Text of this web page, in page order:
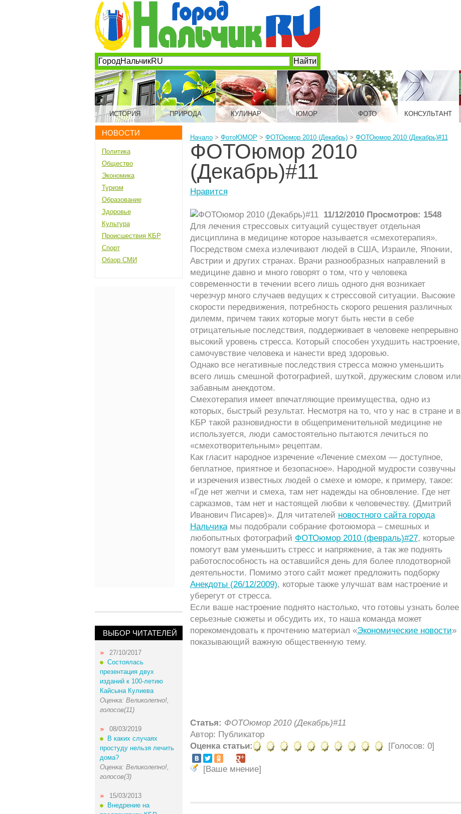
ИСТОРИЯ ПРИРОДА КУЛИНАР ЮМОР ФОТО КОНСУЛЬТАНТ
НОВОСТИ
Политика
Общество
Экономика
Туризм
Образование
Здоровье
Культура
Происшествия КБР
Спорт
Обзор СМИ
ВЫБОР ЧИТАТЕЛЕЙ
27/10/2017
Состоялась
презентация двух
изданий к 100-летию
Кайсына Кулиева
Оценка: Великолепно!,
голосов(11)
08/03/2019
В каких случаях
простуду нельзя лечить
дома?
Оценка: Великолепно!,
голосов(3)
15/03/2013
Внедрение на
Начало> ФотоЮМОР > ФОТОюмор 2010 (Декабрь)> ФОТОюмор 2010 (Декабрь)#11
ФОТОюмор 2010
(Декабрь)#11
Нравится
11/12/2010 Просмотров: 1548
Для лечения стрессовых ситуаций существует отдельная
дисциплина в медицине которое называется «смехотерапия».
Посредством смеха излечивают людей в США, Израиле, Японии,
Австрии и других странах. Врачи разнообразных направлений в
медицине давно и много говорят о том, что у человека
современности в течении всего лишь одного дня возникает
черезчур много случаев ведущих к стрессовой ситуации. Высокие
скорости передвижения, потребность скорого решения различных
дилемм, причем таких которые могут быть нести в себе
отрицательные последствия, поддерживает в человеке непрерывно
высокий уровень стресса. Который способен ухудшить настроение,
самочувствие человека и нанести вред здоровью.
Однако все негативные последствия стресса можно уменьшить
всего лишь смешной фотографией, шуткой, дружеским словом или
забавным анекдотом.
Смехотерапия имеет впечатляющие преимущества, одно из
которых, быстрый результат. Несмотря на то, что у нас в стране и в
КБР такой разновидности в общеприменительной медицине не
используется, люди самостоятельно пытаются лечиться по
«смехотворительным» рецептам.
Как гласит народное изречение «Лечение смехом — доступное,
беплатное, приятное и безопасное». Народной мудрости созвучны
и изречения известных людей о смехе и юморе, к примеру, такое:
«Где нет желчи и смеха, там нет надежды на обновление. Где нет
сарказмов, там нет и настоящей любви к человечеству. (Дмитрий
Иванович Писарев)». Для читателей новостного сайта города
Нальчикамы подобрали собрание фотоюмора – смешных и
любопытных фотографий ФОТОюмор 2010 (февраль)#27, которые
помогут вам уменьшить стресс и напряжение, а так же поднять
работоспособность на оставшийся день для более плодотворной
деятельности. Помимо этого сайт может предложить подборку
Анекдоты (26/12/2009), которые также улучшат вам настроение и
уберегут от стресса.
Если ваше настроение поднято настолько, что готовы узнать более
серьезные сюжеты и обсудить их, то наша команда может
порекомендовать к прочтению материал «Экономические новости»
показывающий важную общественную тему.
Статья: ФОТОюмор 2010 (Декабрь)#11
Автор: Публикатор
Оценка статьи:
[Голосов: 0]
[Ваше мнение]